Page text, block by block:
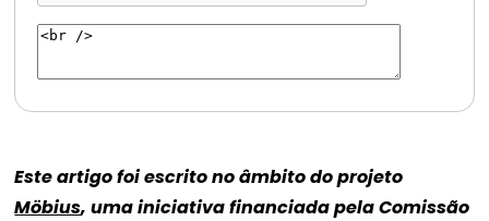
Este artigo foi escrito no âmbito do projeto
Möbius, uma iniciativa financiada pela Comissão